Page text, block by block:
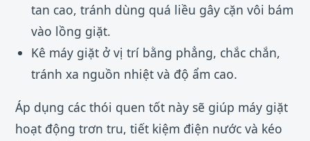
tan cao, tránh dùng quá liều gây cặn vôi bám
vào lồng giặt.
Kê máy giặt ở vị trí bằng phẳng, chắc chắn,
tránh xa nguồn nhiệt và độ ẩm cao.
Áp dụng các thói quen tốt này sẽ giúp máy giặt
hoạt động trơn tru, tiết kiệm điện nước và kéo